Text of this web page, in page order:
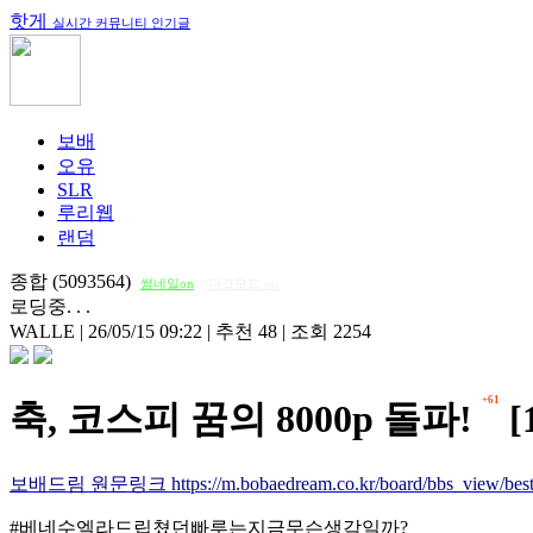
핫게 실시간 커뮤니티 인기글
보배
오유
SLR
루리웹
랜덤
종합 (5093564) 썸네일on
로딩중. . .
WALLE | 26/05/15 09:22 | 추천 48 | 조회 2254
축, 코스피 꿈의 8000p 돌파! +61
보배드림 원문링크 https://m.bobaedream.co.kr/board/bbs_view/
#베네수엘라드립쳤던빠루는지금무슨생각일까?